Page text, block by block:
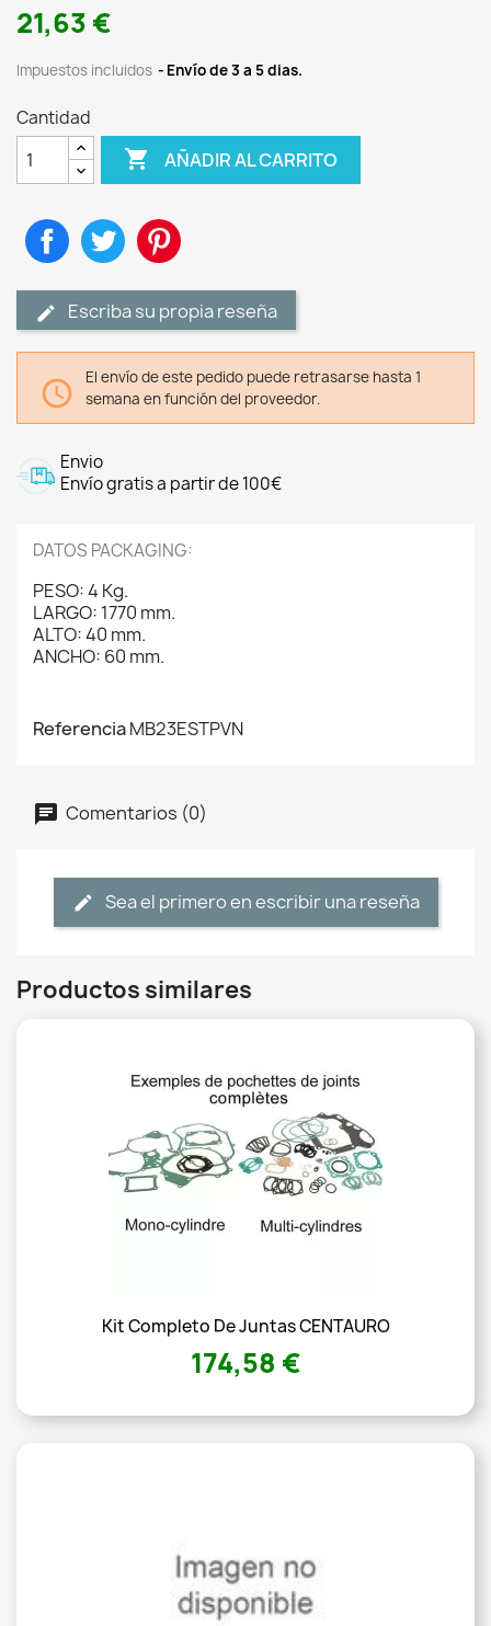
21,63 €
Impuestos incluidos Envío de 3 a 5 dias.
Cantidad
 AÑADIR AL CARRITO
CompartirTuitear
Escriba su propia reseña

El envío de este pedido puede retrasarse hasta 1
semana en función del proveedor.
Envio
Envío gratis a partir de 100€
DATOS PACKAGING:
PESO: 4 Kg.
LARGO: 1770 mm.
ALTO: 40 mm.
ANCHO: 60 mm.
ReferenciaMB23ESTPVN
Comentarios (0)
Sea el primero en escribir una reseña
Productos similares
Kit Completo De Juntas CENTAURO
174,58 €